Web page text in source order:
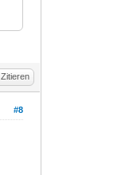
Zitieren
#8